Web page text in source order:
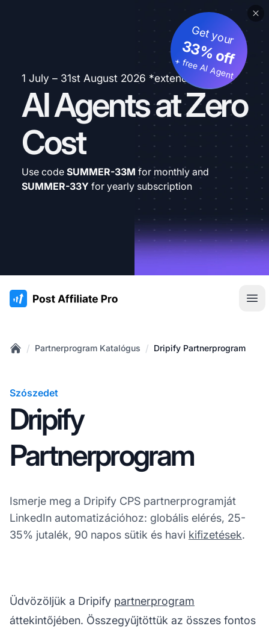
1 July – 31st August 2026 *extended
AI Agents at Zero
Cost
Get your
33% off
+ free AI Agent
Use code SUMMER-33M for monthly and
SUMMER-33Y for yearly subscription
:site.title
/ Partnerprogram Katalógus / Dripify Partnerprogram
Szószedet
Dripify
Partnerprogram
Ismerje meg a Dripify CPS partnerprogramját
LinkedIn automatizációhoz: globális elérés, 25-
35% jutalék, 90 napos sütik és havi kifizetések.
Üdvözöljük a Dripify partnerprogram
áttekintőjében. Összegyűjtöttük az összes fontos